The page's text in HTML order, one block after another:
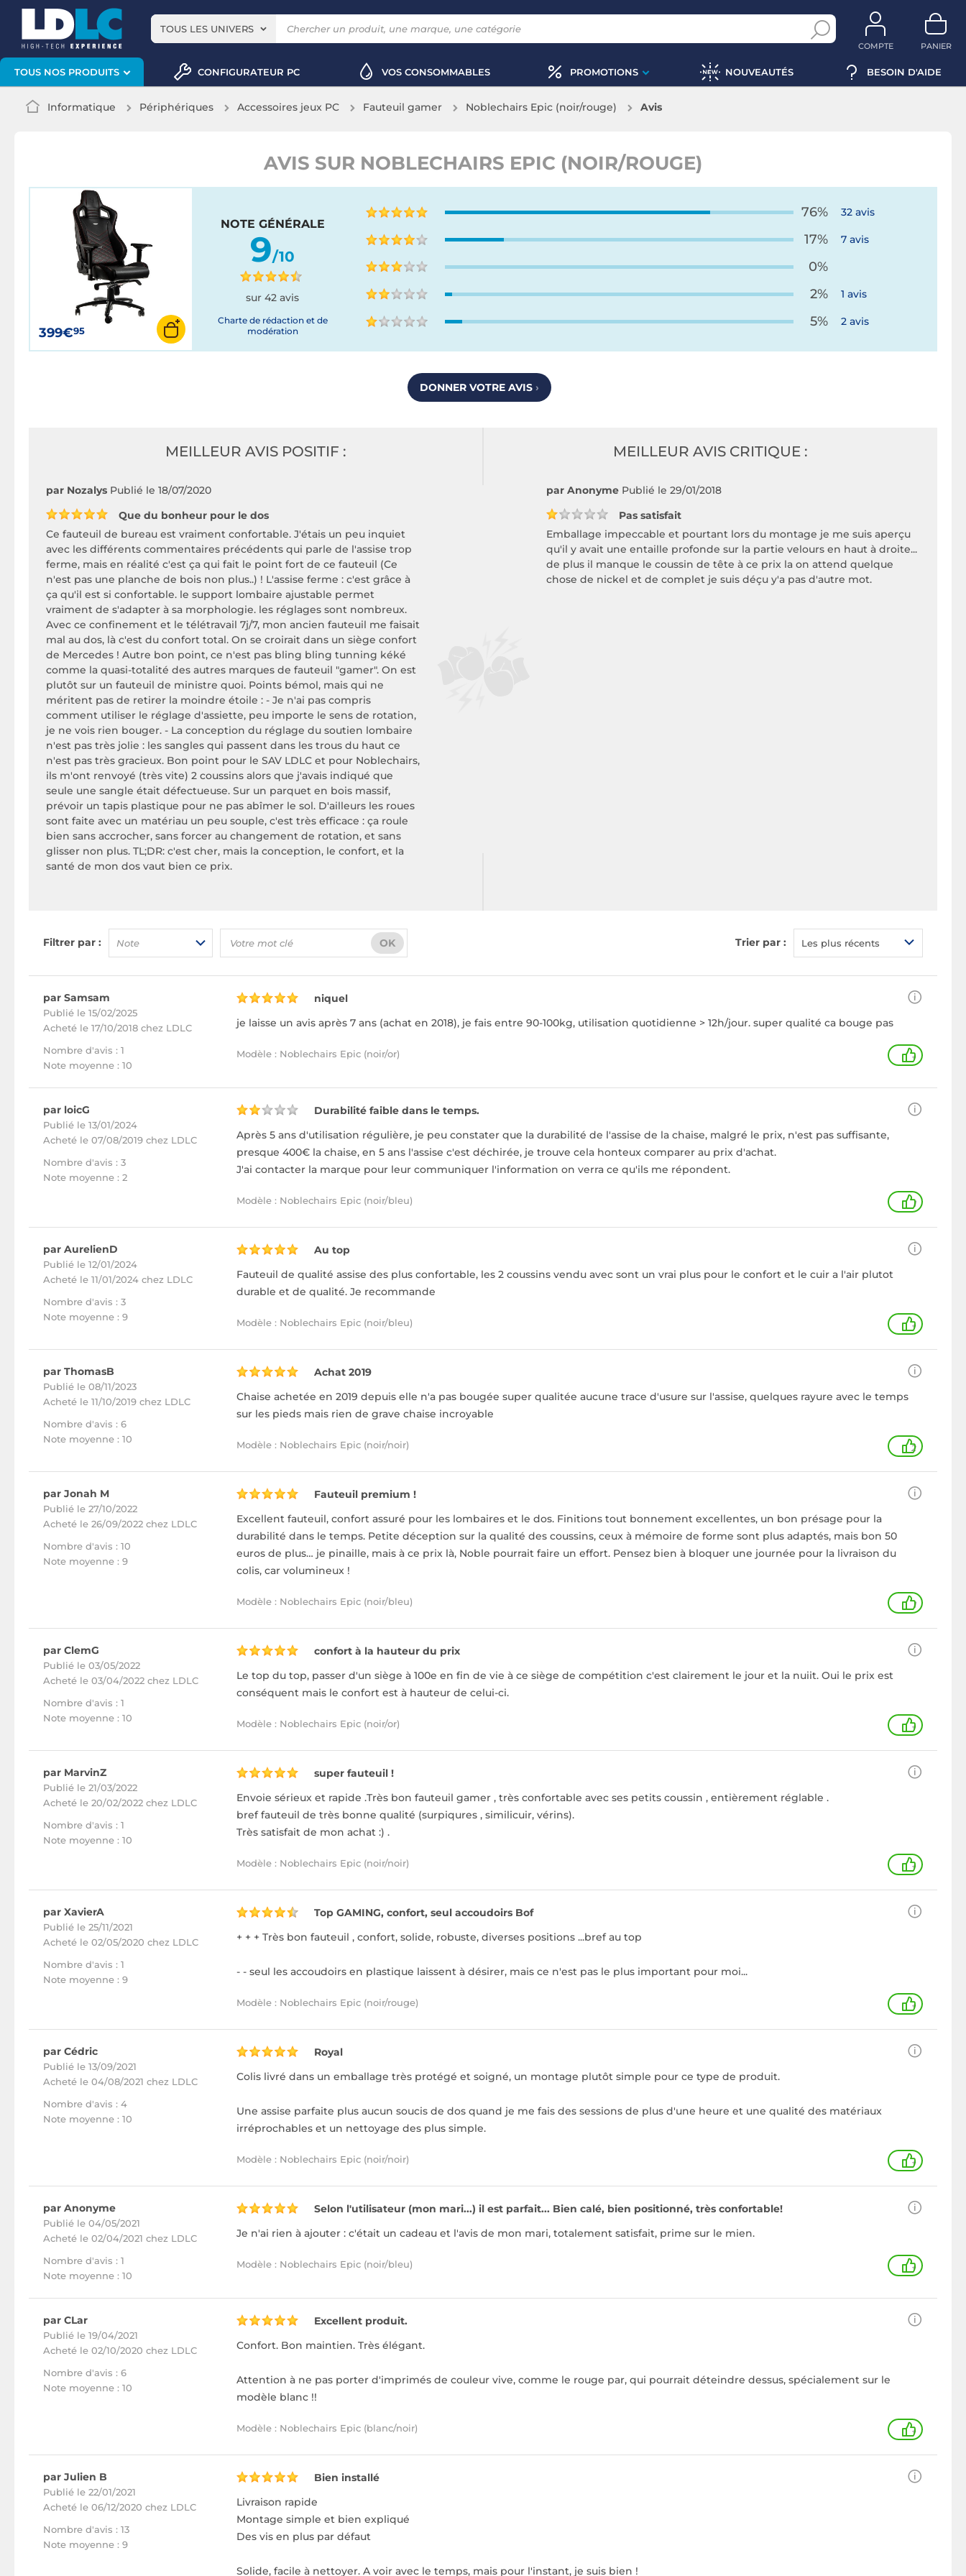
TOUS LES UNIVERS
COMPTE PANIER
TOUS NOS PRODUITS CONFIGURATEUR PC VOS CONSOMMABLES PROMOTIONS NOUVEAUTÉS BESOIN D'AIDE
Informatique Périphériques Accessoires jeux PC Fauteuil gamer Noblechairs Epic (noir/rouge) Avis
AVIS SUR NOBLECHAIRS EPIC (NOIR/ROUGE)
399€95
NOTE GÉNÉRALE
9/10
sur 42 avis
Charte de rédaction et de
modération
76% 32 avis
17% 7 avis
0%
2%
1 avis
5% 2 avis
DONNER VOTRE AVIS ›
MEILLEUR AVIS POSITIF :
par Nozalys Publié le 18/07/2020
Que du bonheur pour le dos
Ce fauteuil de bureau est vraiment confortable. J'étais un peu inquiet
avec les différents commentaires précédents qui parle de l'assise trop
ferme, mais en réalité c'est ça qui fait le point fort de ce fauteuil (Ce
n'est pas une planche de bois non plus..) ! L'assise ferme : c'est grâce à
ça qu'il est si confortable. le support lombaire ajustable permet
vraiment de s'adapter à sa morphologie. les réglages sont nombreux.
Avec ce confinement et le télétravail 7j/7, mon ancien fauteuil me faisait
mal au dos, là c'est du confort total. On se croirait dans un siège confort
de Mercedes ! Autre bon point, ce n'est pas bling bling tunning kéké
comme la quasi-totalité des autres marques de fauteuil "gamer". On est
plutôt sur un fauteuil de ministre quoi. Points bémol, mais qui ne
méritent pas de retirer la moindre étoile : - Je n'ai pas compris
comment utiliser le réglage d'assiette, peu importe le sens de rotation,
je ne vois rien bouger. - La conception du réglage du soutien lombaire
n'est pas très jolie : les sangles qui passent dans les trous du haut ce
n'est pas très gracieux. Bon point pour le SAV LDLC et pour Noblechairs,
ils m'ont renvoyé (très vite) 2 coussins alors que j'avais indiqué que
seule une sangle était défectueuse. Sur un parquet en bois massif,
prévoir un tapis plastique pour ne pas abîmer le sol. D'ailleurs les roues
sont faite avec un matériau un peu souple, c'est très efficace : ça roule
bien sans accrocher, sans forcer au changement de rotation, et sans
glisser non plus. TL;DR: c'est cher, mais la conception, le confort, et la
santé de mon dos vaut bien ce prix.
MEILLEUR AVIS CRITIQUE :
par Anonyme Publié le 29/01/2018
Pas satisfait
Emballage impeccable et pourtant lors du montage je me suis aperçu
qu'il y avait une entaille profonde sur la partie velours en haut à droite...
de plus il manque le coussin de tête à ce prix la on attend quelque
chose de nickel et de complet je suis déçu y'a pas d'autre mot.
Filtrer par : Note OK Trier par : Les plus récents
par Samsam
Publié le 15/02/2025
Acheté le 17/10/2018 chez LDLC
Nombre d'avis : 1
Note moyenne : 10
niquel
je laisse un avis après 7 ans (achat en 2018), je fais entre 90-100kg, utilisation quotidienne > 12h/jour. super qualité ca bouge pas
Modèle : Noblechairs Epic (noir/or) +
par loicG
Publié le 13/01/2024
Acheté le 07/08/2019 chez LDLC
Nombre d'avis : 3
Note moyenne : 2
Durabilité faible dans le temps.
Après 5 ans d'utilisation régulière, je peu constater que la durabilité de l'assise de la chaise, malgré le prix, n'est pas suffisante,
presque 400€ la chaise, en 5 ans l'assise c'est déchirée, je trouve cela honteux comparer au prix d'achat.
J'ai contacter la marque pour leur communiquer l'information on verra ce qu'ils me répondent.
Modèle : Noblechairs Epic (noir/bleu) 1
par AurelienD
Publié le 12/01/2024
Acheté le 11/01/2024 chez LDLC
Nombre d'avis : 3
Note moyenne : 9
Au top
Fauteuil de qualité assise des plus confortable, les 2 coussins vendu avec sont un vrai plus pour le confort et le cuir a l'air plutot
durable et de qualité. Je recommande
Modèle : Noblechairs Epic (noir/bleu) +
par ThomasB
Publié le 08/11/2023
Acheté le 11/10/2019 chez LDLC
Nombre d'avis : 6
Note moyenne : 10
Achat 2019
Chaise achetée en 2019 depuis elle n'a pas bougée super qualitée aucune trace d'usure sur l'assise, quelques rayure avec le temps
sur les pieds mais rien de grave chaise incroyable
Modèle : Noblechairs Epic (noir/noir) 2
par Jonah M
Publié le 27/10/2022
Acheté le 26/09/2022 chez LDLC
Nombre d'avis : 10
Note moyenne : 9
Fauteuil premium !
Excellent fauteuil, confort assuré pour les lombaires et le dos. Finitions tout bonnement excellentes, un bon présage pour la
durabilité dans le temps. Petite déception sur la qualité des coussins, ceux à mémoire de forme sont plus adaptés, mais bon 50
euros de plus… je pinaille, mais à ce prix là, Noble pourrait faire un effort. Pensez bien à bloquer une journée pour la livraison du
colis, car volumineux !
Modèle : Noblechairs Epic (noir/bleu) 1
par ClemG
Publié le 03/05/2022
Acheté le 03/04/2022 chez LDLC
Nombre d'avis : 1
Note moyenne : 10
confort à la hauteur du prix
Le top du top, passer d'un siège à 100e en fin de vie à ce siège de compétition c'est clairement le jour et la nuiit. Oui le prix est
conséquent mais le confort est à hauteur de celui-ci.
Modèle : Noblechairs Epic (noir/or) +
par MarvinZ
Publié le 21/03/2022
Acheté le 20/02/2022 chez LDLC
Nombre d'avis : 1
Note moyenne : 10
super fauteuil !
Envoie sérieux et rapide .Très bon fauteuil gamer , très confortable avec ses petits coussin , entièrement réglable .
bref fauteuil de très bonne qualité (surpiqures , similicuir, vérins).
Très satisfait de mon achat :) .
Modèle : Noblechairs Epic (noir/noir) +
par XavierA
Publié le 25/11/2021
Acheté le 02/05/2020 chez LDLC
Nombre d'avis : 1
Note moyenne : 9
Top GAMING, confort, seul accoudoirs Bof
+ + + Très bon fauteuil , confort, solide, robuste, diverses positions ...bref au top
- - seul les accoudoirs en plastique laissent à désirer, mais ce n'est pas le plus important pour moi...
Modèle : Noblechairs Epic (noir/rouge) +
par Cédric
Publié le 13/09/2021
Acheté le 04/08/2021 chez LDLC
Nombre d'avis : 4
Note moyenne : 10
Royal
Colis livré dans un emballage très protégé et soigné, un montage plutôt simple pour ce type de produit.
Une assise parfaite plus aucun soucis de dos quand je me fais des sessions de plus d'une heure et une qualité des matériaux
irréprochables et un nettoyage des plus simple.
Modèle : Noblechairs Epic (noir/noir) +
par Anonyme
Publié le 04/05/2021
Acheté le 02/04/2021 chez LDLC
Nombre d'avis : 1
Note moyenne : 10
Selon l'utilisateur (mon mari...) il est parfait... Bien calé, bien positionné, très confortable!
Je n'ai rien à ajouter : c'était un cadeau et l'avis de mon mari, totalement satisfait, prime sur le mien.
Modèle : Noblechairs Epic (noir/bleu) +
par CLar
Publié le 19/04/2021
Acheté le 02/10/2020 chez LDLC
Nombre d'avis : 6
Note moyenne : 10
Excellent produit.
Confort. Bon maintien. Très élégant.
Attention à ne pas porter d'imprimés de couleur vive, comme le rouge par, qui pourrait déteindre dessus, spécialement sur le
modèle blanc !!
Modèle : Noblechairs Epic (blanc/noir) +
par Julien B
Publié le 22/01/2021
Acheté le 06/12/2020 chez LDLC
Nombre d'avis : 13
Note moyenne : 9
Bien installé
Livraison rapide
Montage simple et bien expliqué
Des vis en plus par défaut
Solide, facile à nettoyer. A voir avec le temps, mais pour l'instant, je suis bien !